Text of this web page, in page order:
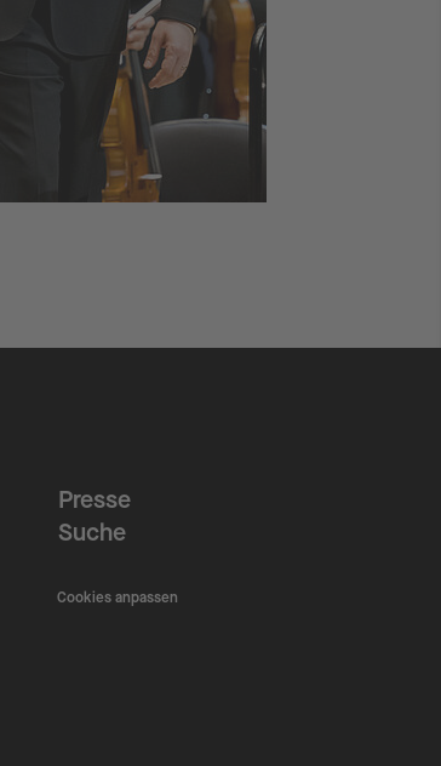
Presse
Suche
Cookies anpassen